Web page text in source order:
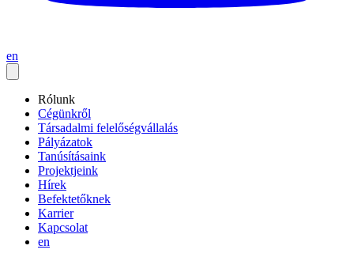
en
Rólunk
Cégünkről
Társadalmi felelőségvállalás
Pályázatok
Tanúsításaink
Projektjeink
Hírek
Befektetőknek
Karrier
Kapcsolat
en